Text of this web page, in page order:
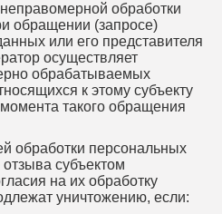
обработки
обращении (запросе)
или его представителя
осуществляет
обрабатываемых
к этому субъекту
такого обращения
обработки персональных
субъектом
на их обработку
уничтожению, если: